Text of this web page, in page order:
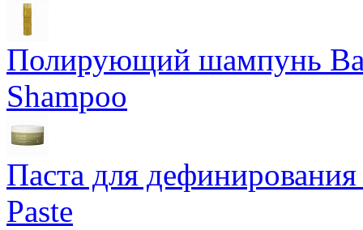
Полирующий шампунь
Shampoo
Паста для
Paste